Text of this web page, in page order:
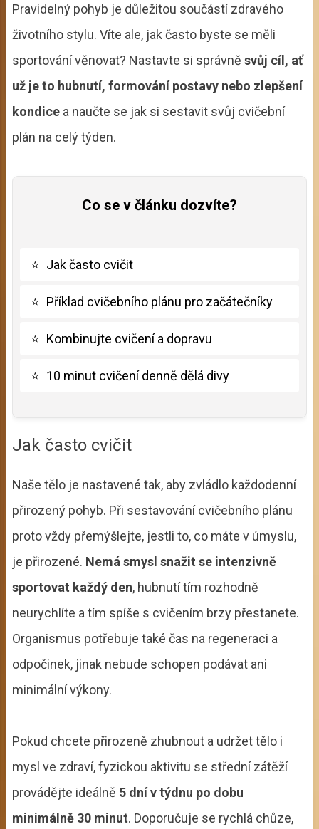
Pravidelný pohyb je důležitou součástí zdravého
životního stylu. Víte ale, jak často byste se měli
sportování věnovat? Nastavte si správně svůj cíl, ať
už je to hubnutí, formování postavy nebo zlepšení
kondicea naučte se jak si sestavit svůj cvičební
plán na celý týden.
Co se v článku dozvíte?
⭐ Jak často cvičit
⭐ Příklad cvičebního plánu pro začátečníky
⭐ Kombinujte cvičení a dopravu
⭐ 10 minut cvičení denně dělá divy
Jak často cvičit
Naše tělo je nastavené tak, aby zvládlo každodenní
přirozený pohyb. Při sestavování cvičebního plánu
proto vždy přemýšlejte, jestli to, co máte v úmyslu,
je přirozené. Nemá smysl snažit se intenzivně
sportovat každý den, hubnutí tím rozhodně
neurychlíte a tím spíše s cvičením brzy přestanete.
Organismus potřebuje také čas na regeneraci a
odpočinek, jinak nebude schopen podávat ani
minimální výkony.
Pokud chcete přirozeně zhubnout a udržet tělo i
mysl ve zdraví, fyzickou aktivitu se střední zátěží
provádějte ideálně 5 dní v týdnu po dobu
minimálně 30 minut. Doporučuje se rychlá chůze,